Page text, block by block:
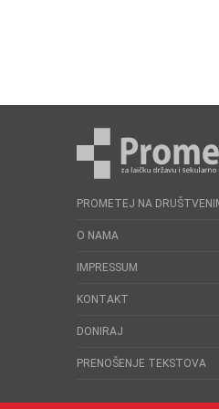
PROMETEJ NA
O NAMA
IMPRESSUM
KONTAKT
DONIRAJ
PRENOŠENJE TEKSTOVA